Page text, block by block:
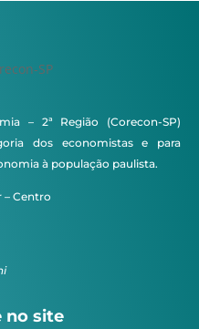
– 2ª Região (Corecon-SP)
dos economistas e para
à população paulista.
– Centro
no site